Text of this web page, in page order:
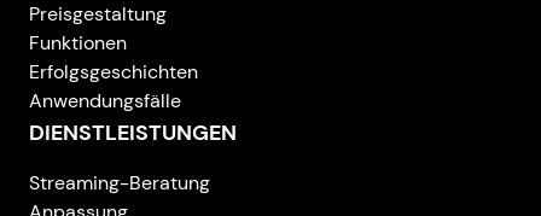
Preisgestaltung
Funktionen
Erfolgsgeschichten
Anwendungsfälle
DIENSTLEISTUNGEN
Streaming-Beratung